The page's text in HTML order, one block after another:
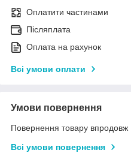
Оплатити частинами
Післяплата
Оплата на рахунок
Всі умови оплати
Умови повернення
Повернення товару впродовж
Всі умови повернення